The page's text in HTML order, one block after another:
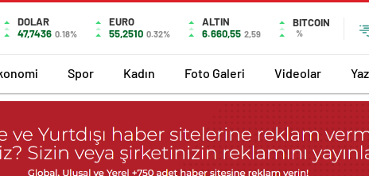
DOLAR
47,7436 0.18%
EURO
55,2510 0.32%
ALTIN
6.660,55 2,59
BITCOIN
%
Spor Kadın Foto Galeri Videolar